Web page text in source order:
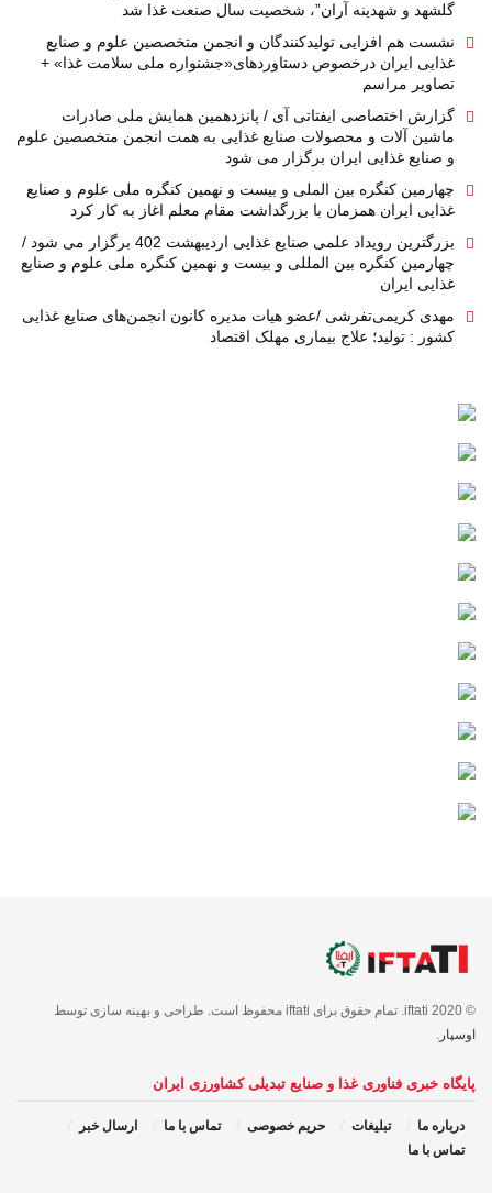
گلشهد و شهدینه آران”، شخصیت سال صنعت غذا شد
نشست هم افزایی تولیدکنندگان و انجمن متخصصین علوم و صنایع
غذایی ایران درخصوص دستاوردهای«جشنواره ملی سلامت غذا» +
تصاویر مراسم
گزارش اختصاصی ایفتاتی آی / پانزدهمین همایش ملی صادرات
ماشین آلات و محصولات صنایع غذایی به همت انجمن متخصصین علوم
و صنایع غذایی ایران برگزار می شود
چهارمین کنگره بین الملی و بیست و نهمین کنگره ملی علوم و صنایع
غذایی ایران همزمان با بزرگداشت مقام معلم اغاز به کار کرد
بزرگترین رویداد علمی صنایع غذایی اردیبهشت 402 برگزار می شود /
چهارمین کنگره بین المللی و بیست و نهمین کنگره ملی علوم و صنایع
غذایی ایران
مهدی کریمی‌تفرشی /عضو هیات مدیره کانون انجمن‌های صنایع غذایی
کشور : تولید؛ علاج بیماری مهلک اقتصاد
© 2020 iftati. تمام حقوق برای iftati محفوظ است. طراحی و بهینه سازی توسط
اوسپار
پایگاه خبری فناوری غذا و صنایع تبدیلی کشاورزی ایران
درباره ما تبلیغات حریم خصوصی تماس با ما
ارسال خبر
تماس با ما